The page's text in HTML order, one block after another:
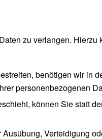
zu verlangen.
benötigen wir in
personenbezogenen
können Sie statt
Verteidigung